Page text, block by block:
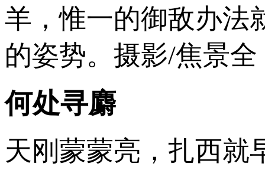
羊，惟一的御敌办法
的姿势。摄影/焦景全
何处寻麝
天刚蒙蒙亮，扎西就